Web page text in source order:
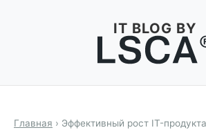
IT BLOG BY
Главная › Эффективный рост IT-